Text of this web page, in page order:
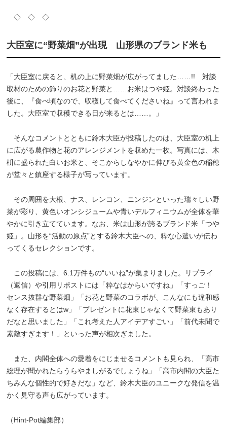
◇ ◇ ◇
大臣室に“野菜畑”が出現 山形県のブランド米も
「大臣室に戻ると、机の上に野菜畑が広がってました……!! 対談
取材のための飾りのお花と野菜と……お米はつや姫。対談終わった
後に、『食べ頃なので、収穫して食べてくださいね』って言われま
した。大臣室で収穫できる日が来るとは……。」
そんなコメントとともに鈴木大臣が投稿したのは、大臣室の机上
に広がる農作物と花のアレンジメントを収めた一枚。写真には、木
枡に盛られた白いお米と、そこからしなやかに伸びる黄金色の稲穂
が堂々と鎮座する様子が写っています。
その周囲を大根、ナス、レンコン、ニンジンといった瑞々しい野
菜が彩り、黄色いオンシジュームや青いデルフィニウムが全体を華
やかに引き立てています。なお、米は山形が誇るブランド米「つや
姫」。山形を“活動の原点”とする鈴木大臣への、粋な心遣いが伝わ
ってくるセレクションです。
この投稿には、6.1万件もの“いいね”が集まりました。リプライ
（返信）や引用リポストには「粋なはからいですね」「すっご！
センス抜群な野菜畑」「お花と野菜のコラボが、こんなにも違和感
なく存在するとはw」「プレゼントに花束じゃなくて野菜束もあり
だなと思いました」「これ考えた人アイデアすごい」「前代未聞で
素敵すぎます！」といった声が相次ぎました。
また、内閣全体への愛着をにじませるコメントも見られ、「高市
総理が聞かれたらうらやましがるでしょうね」「高市内閣の大臣た
ちみんな個性的で好きだな」など、鈴木大臣のユニークな発信を温
かく見守る声も広がっています。
（Hint-Pot編集部）